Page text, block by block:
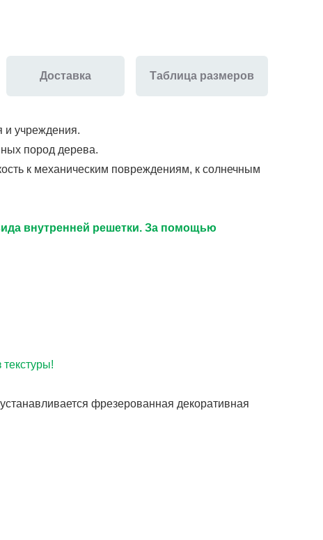
Доставка Таблица размеров
и учреждения.
пород дерева.
к механическим повреждениям, к солнечным
внутренней решетки. За помощью
фрезерованная декоративная